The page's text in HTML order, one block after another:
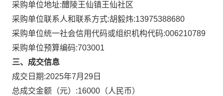
采购单位地址:醴陵王仙镇王仙社区
采购单位联系人和联系方式:胡毅炜:13975388680
采购单位统一社会信用代码或组织机构代码:006210789
采购单位预算编码:703001
三、成交信息
成交日期:2025年7月29日
总成交金额（元）:16000 （人民币）